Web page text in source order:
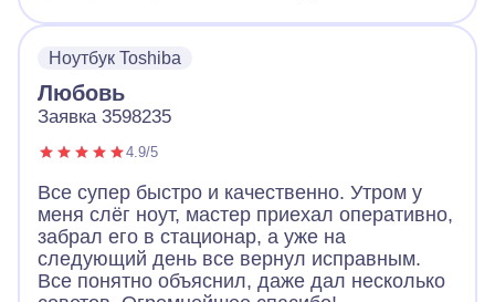
Ноутбук Toshiba
Любовь
Заявка 3598235
4.9/5
Все супер быстро и качественно. Утром у
меня слёг ноут, мастер приехал оперативно,
забрал его в стационар, а уже на
следующий день все вернул исправным.
Все понятно объяснил, даже дал несколько